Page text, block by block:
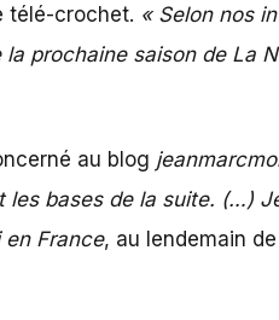
télé-crochet. « Selon nos
prochaine saison de La
au blog
bases de la suite. (…)
en France, au lendemain